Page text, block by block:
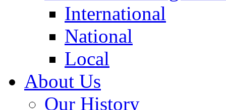
International
National
Local
About Us
Our History